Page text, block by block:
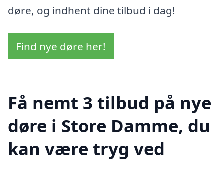
døre, og indhent dine tilbud i dag!
Find nye døre her!
Få nemt 3 tilbud på nye
døre i Store Damme, du
kan være tryg ved